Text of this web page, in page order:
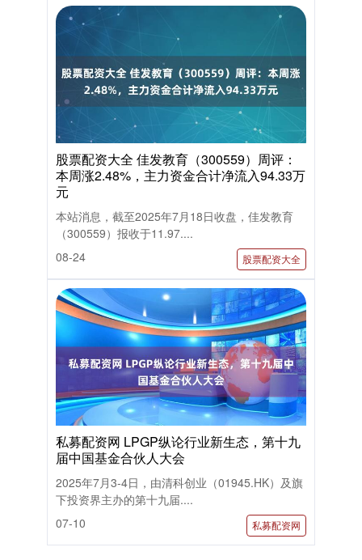
股票配资大全 佳发教育（300559）周评：
本周涨2.48%，主力资金合计净流入94.33万
元
本站消息，截至2025年7月18日收盘，佳发教育
（300559）报收于11.97....
08-24
股票配资大全
私募配资网 LPGP纵论行业新生态，第十九
届中国基金合伙人大会
2025年7月3-4日，由清科创业（01945.HK）及旗
下投资界主办的第十九届....
07-10
私募配资网